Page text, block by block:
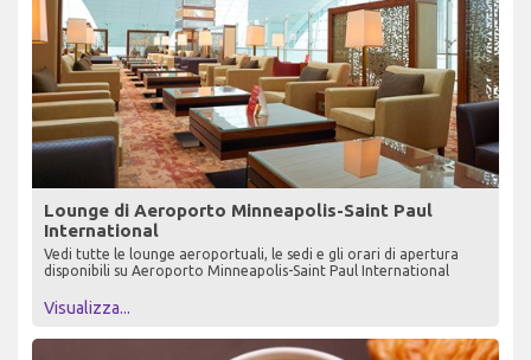
Lounge di Aeroporto Minneapolis-Saint Paul
International
Vedi tutte le lounge aeroportuali, le sedi e gli orari di apertura
disponibili su Aeroporto Minneapolis-Saint Paul International
Visualizza...